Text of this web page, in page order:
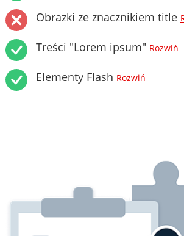
Obrazki ze znacznikiem title
Treści "Lorem ipsum" Rozwiń
Elementy Flash Rozwiń